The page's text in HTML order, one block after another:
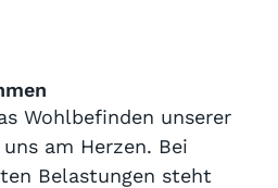
Wohlbefinden unserer
am Herzen. Bei
Belastungen steht